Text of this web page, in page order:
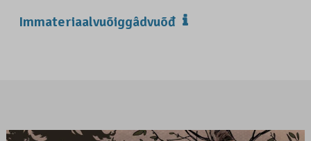
Immateriaalvuõiggâdvuõđ